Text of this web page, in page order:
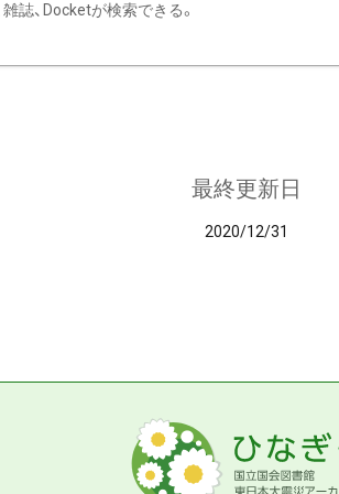
雑誌、Docketが検索できる。
最終更新日
2020/12/31